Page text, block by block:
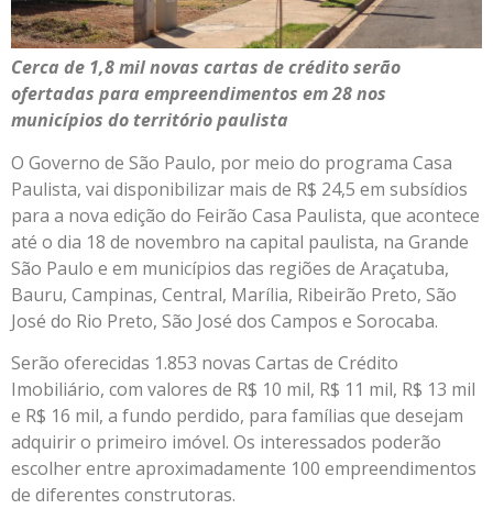
Cerca de 1,8 mil novas cartas de crédito serão
ofertadas para empreendimentos em 28 nos
municípios do território paulista
O Governo de São Paulo, por meio do programa Casa
Paulista, vai disponibilizar mais de R$ 24,5 em subsídios
para a nova edição do Feirão Casa Paulista, que acontece
até o dia 18 de novembro na capital paulista, na Grande
São Paulo e em municípios das regiões de Araçatuba,
Bauru, Campinas, Central, Marília, Ribeirão Preto, São
José do Rio Preto, São José dos Campos e Sorocaba.
Serão oferecidas 1.853 novas Cartas de Crédito
Imobiliário, com valores de R$ 10 mil, R$ 11 mil, R$ 13 mil
e R$ 16 mil, a fundo perdido, para famílias que desejam
adquirir o primeiro imóvel. Os interessados poderão
escolher entre aproximadamente 100 empreendimentos
de diferentes construtoras.